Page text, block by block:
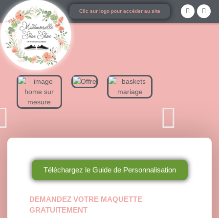
Clic sur logo pour accéder au site
Téléchargez le Guide de Personnalisation
DEMANDEZ VOTRE MAQUETTE
GRATUITEMENT